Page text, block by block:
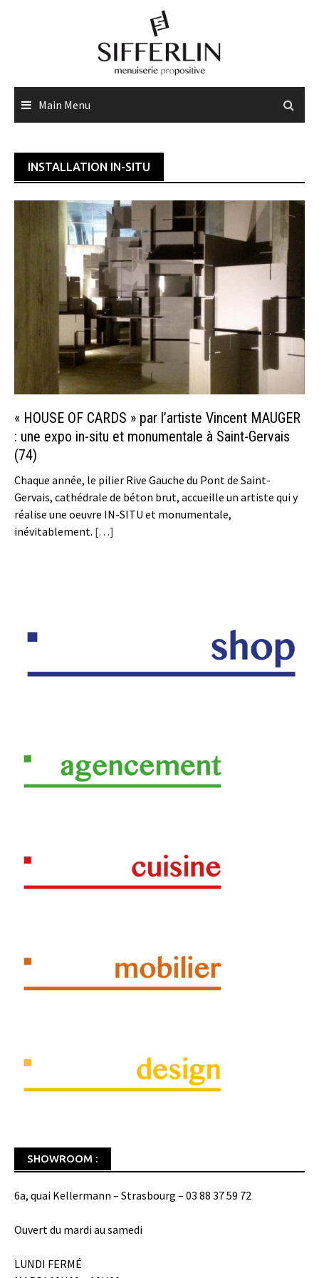
Main Menu
INSTALLATION IN-SITU
« HOUSE OF CARDS » par l’artiste Vincent MAUGER
: une expo in-situ et monumentale à Saint-Gervais
(74)
Chaque année, le pilier Rive Gauche du Pont de Saint-
Gervais, cathédrale de béton brut, accueille un artiste qui y
réalise une oeuvre IN-SITU et monumentale,
inévitablement. […]
SHOWROOM :
6a, quai Kellermann – Strasbourg – 03 88 37 59 72
Ouvert du mardi au samedi
LUNDI FERMÉ